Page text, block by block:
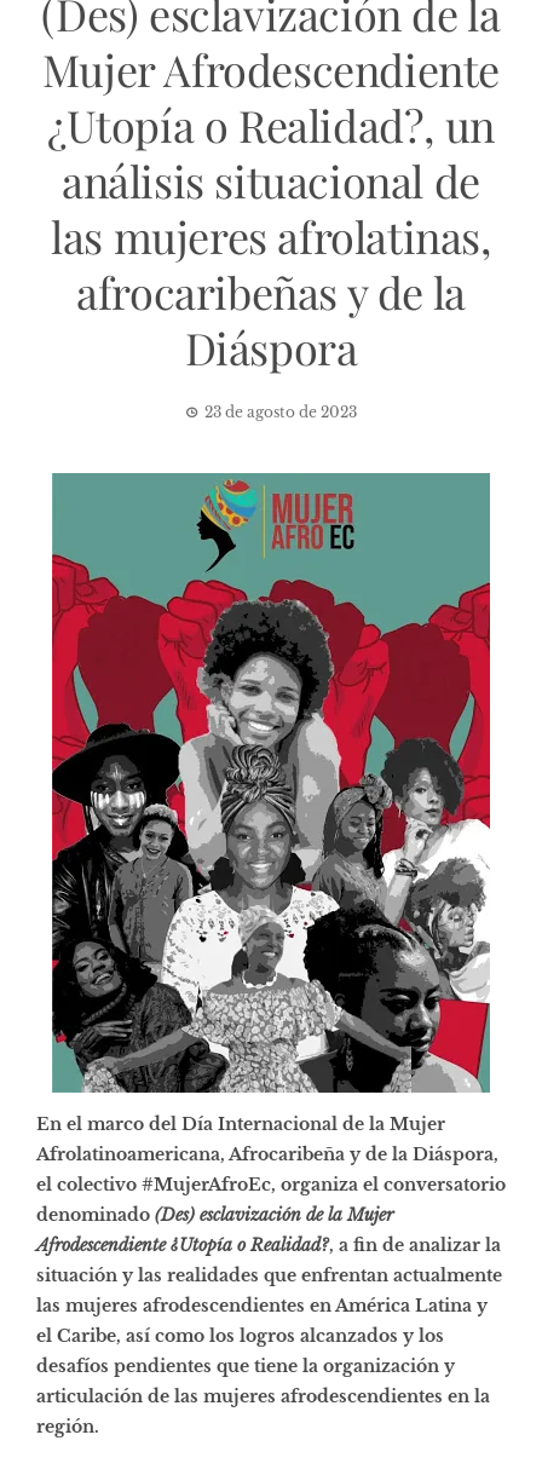
(Des) esclavización de la
Mujer Afrodescendiente
¿Utopía o Realidad?, un
análisis situacional de
las mujeres afrolatinas,
afrocaribeñas y de la
Diáspora
23 de agosto de 2023
En el marco del Día Internacional de la Mujer
Afrolatinoamericana, Afrocaribeña y de la Diáspora,
el colectivo #MujerAfroEc, organiza el conversatorio
denominado (Des) esclavización de la Mujer
Afrodescendiente ¿Utopía o Realidad?, a fin de analizar la
situación y las realidades que enfrentan actualmente
las mujeres afrodescendientes en América Latina y
el Caribe, así como los logros alcanzados y los
desafíos pendientes que tiene la organización y
articulación de las mujeres afrodescendientes en la
región.